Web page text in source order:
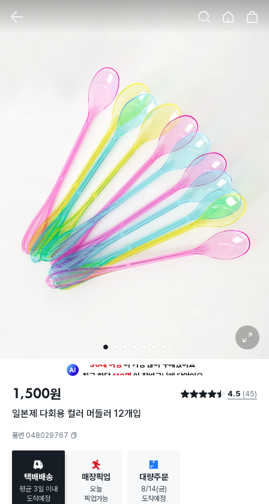
1 2 3 4 5 6 7
확대 보기
최근 한달 112명 이장바구니에 담았어요
장바구니에 담았어요
1,500원 별점 4.5점 4.5 (45)
일본제 다회용 컬러 머들러 12개입
품번 048029767
택배배송
평균 3일 이내
도착예정
매장픽업
오늘
픽업가능
대량주문
8/14(금)
도착예정